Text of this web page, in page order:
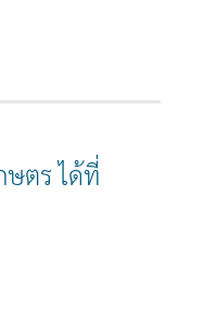
ษตร ได้ที่